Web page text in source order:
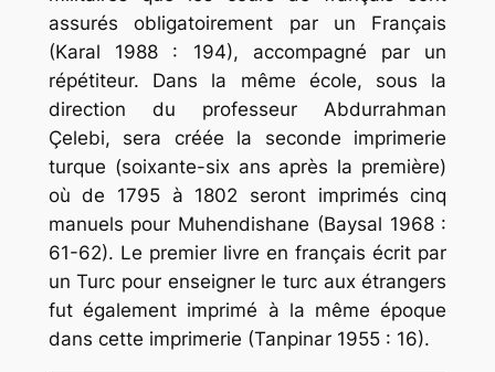
assurés obligatoirement par un Français
(Karal 1988 : 194), accompagné par un
répétiteur. Dans la même école, sous la
direction du professeur Abdurrahman
Çelebi, sera créée la seconde imprimerie
turque (soixante-six ans après la première)
où de 1795 à 1802 seront imprimés cinq
manuels pour Muhendishane (Baysal 1968 :
61-62). Le premier livre en français écrit par
un Turc pour enseigner le turc aux étrangers
fut également imprimé à la même époque
dans cette imprimerie (Tanpinar 1955 : 16).